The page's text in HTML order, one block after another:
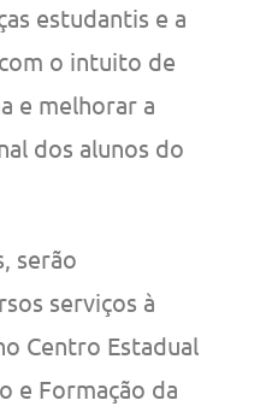
estudantis e a
o intuito de
e melhorar a
dos alunos do
serão
serviços à
Centro Estadual
e Formação da